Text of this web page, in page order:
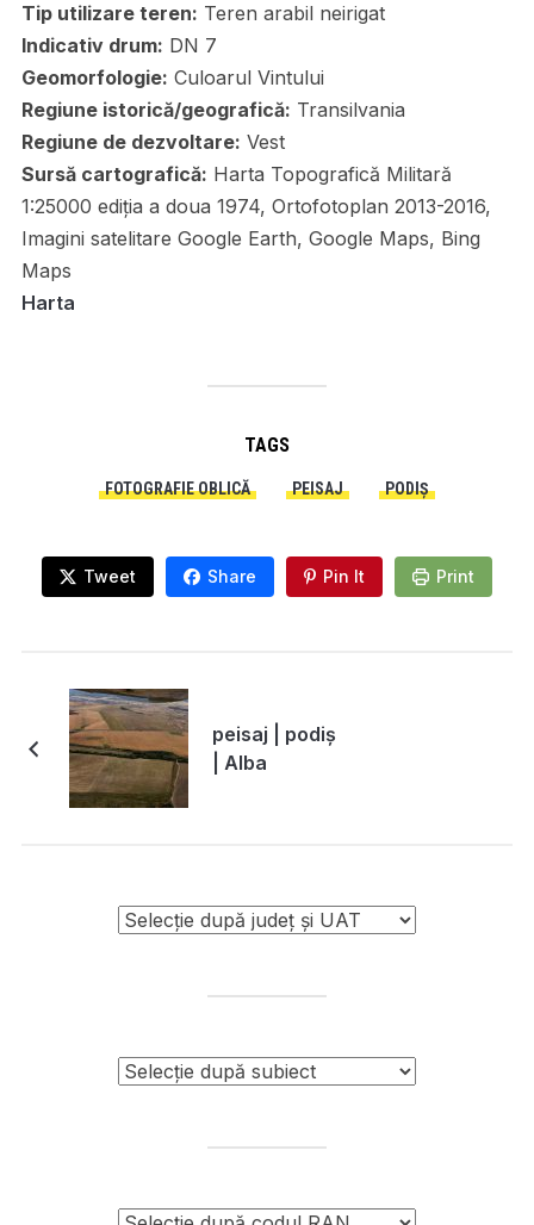
Tip utilizare teren: Teren arabil neirigat
Indicativ drum: DN 7
Geomorfologie: Culoarul Vintului
Regiune istorică/geografică: Transilvania
Regiune de dezvoltare: Vest
Sursă cartografică: Harta Topografică Militară
1:25000 ediția a doua 1974, Ortofotoplan 2013-2016,
Imagini satelitare Google Earth, Google Maps, Bing
Maps
Harta
TAGS
FOTOGRAFIE OBLICĂ PEISAJ PODIȘ
Tweet Share Pin It Print
peisaj | podiș
| Alba